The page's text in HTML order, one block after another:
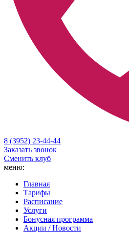
8 (3952) 23-44-44
Заказать звонок
Сменить клуб
меню:
Главная
Тарифы
Расписание
Услуги
Бонусная программа
Акции / Новости